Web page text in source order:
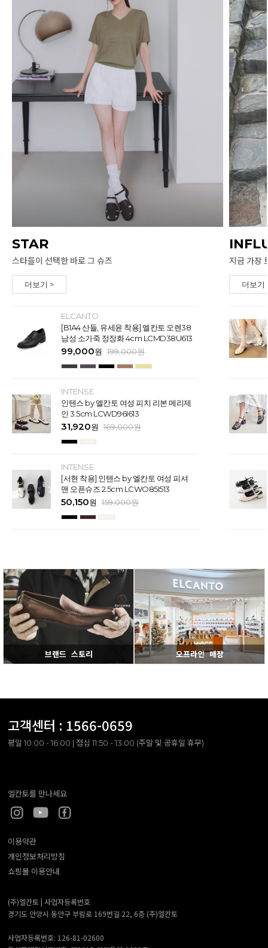
STAR
스타들이 선택한 바로 그 슈즈
더보기 >
ELCANTO
[B1A4 산들, 유세윤 착용] 엘칸토 오렌38
남성 소가죽 정장화 4cm LCMD38U613
99,000원 199,000원
INTENSE
인텐스 by 엘칸토 여성 피치 리본 메리제
인 3.5cm LCWD96I613
31,920원 169,000원
INTENSE
[서현 착용] 인텐스 by 엘칸토 여성 피셔
맨 오픈슈즈 2.5cm LCWO85I513
50,150원 159,000원
지금 가장
더보기
브랜드 스토리 오프라인 매장
고객센터 : 1566-0659
평일 10:00 - 16:00 | 점심 11:50 - 13:00 (주말 및 공휴일 휴무)
엘칸토를 만나세요
이용약관
개인정보처리방침
쇼핑몰 이용안내
(주)엘칸토 | 사업자등록번호
경기도 안양시 동안구 부림로 169번길 22, 6층 (주)엘칸토
사업자등록번호: 126-81-02600